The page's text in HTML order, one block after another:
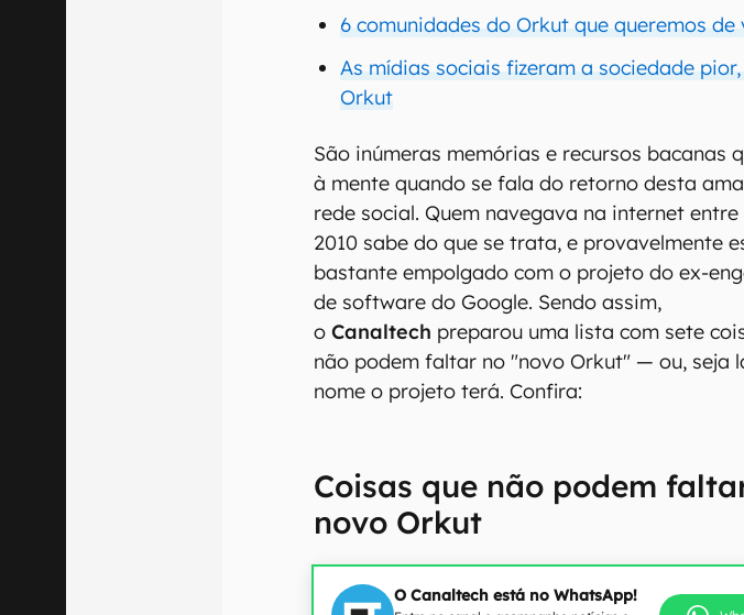
6 comunidades do Orkut que queremos de
As mídias sociais fizeram a sociedade
Orkut
São inúmeras memórias e recursos bacanas
à mente quando se fala do retorno desta
rede social. Quem navegava na internet entre
2010 sabe do que se trata, e provavelmente
bastante empolgado com o projeto do ex-
de software do Google. Sendo assim,
oCanaltech preparou uma lista com sete
não podem faltar no "novo Orkut" — ou, seja
nome o projeto terá. Confira:
Coisas que não podem
novo Orkut
O Canaltech está no WhatsApp!